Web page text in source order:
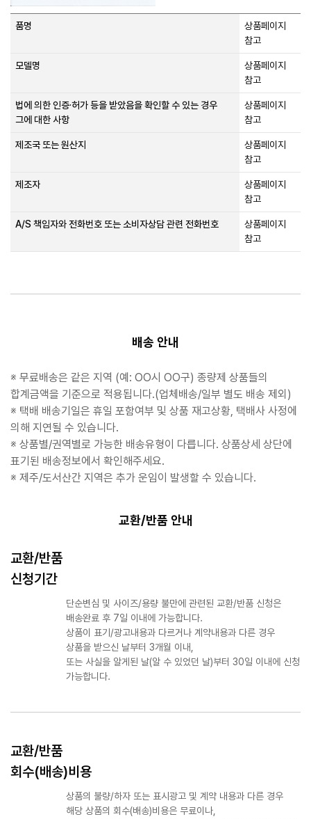
품명
상품페이지
참고
모델명
상품페이지
참고
법에 의한 인증·허가 등을 받았음을 확인할 수 있는 경우
그에 대한 사항
상품페이지
참고
제조국 또는 원산지
상품페이지
참고
제조자
상품페이지
참고
A/S 책임자와 전화번호 또는 소비자상담 관련 전화번호
상품페이지
참고
배송 안내
※ 무료배송은 같은 지역 (예: OO시 OO구) 종량제 상품들의
합계금액을 기준으로 적용됩니다.(업체배송/일부 별도 배송 제외)
※ 택배 배송기일은 휴일 포함여부 및 상품 재고상황, 택배사 사정에
의해 지연될 수 있습니다.
※ 상품별/권역별로 가능한 배송유형이 다릅니다. 상품상세 상단에
표기된 배송정보에서 확인해주세요.
※ 제주/도서산간 지역은 추가 운임이 발생할 수 있습니다.
교환/반품 안내
교환/반품
신청기간
단순변심 및 사이즈/용량 불만에 관련된 교환/반품 신청은
배송완료 후 7일 이내에 가능합니다.
상품이 표기/광고내용과 다르거나 계약내용과 다른 경우
상품을 받으신 날부터 3개월 이내,
또는 사실을 알게된 날(알 수 있었던 날)부터 30일 이내에 신청
가능합니다.
교환/반품
회수(배송)비용
상품의 불량/하자 또는 표시광고 및 계약 내용과 다른 경우
해당 상품의 회수(배송)비용은 무료이나,